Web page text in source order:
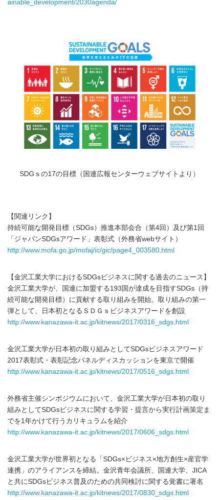
ainable_development/2030agenda/
SDGｓの17の目標（国連広報センターウェブサイトより）
【関連リンク】
持続可能な開発目標（SDGs）推進本部会合（第4回）及び第1回
「ジャパンSDGsアワード」表彰式（外務省webサイト）
http://www.mofa.go.jp/mofaj/ic/gic/page4_003580.html
【金沢工業大学におけるSDGsビジネスに関する過去のニュース】
金沢工業大学が、国連に加盟する193国が達成を目指すSDGs（持
続可能な開発目標）に貢献する取り組みを開始。取り組みの第一
弾として、日本初となるＳＤＧｓビジネスアワードを創設
http://www.kanazawa-it.ac.jp/kitnews/2017/0316_sdgs.html
金沢工業大学が日本初の取り組みとしてSDGsビジネスアワード
2017表彰式・表彰記念パネルディスカッションを東京で開催
http://www.kanazawa-it.ac.jp/kitnews/2017/0516_sdgs.html
外務省主催シンポジウムにおいて、金沢工業大学が日本初の取り
組みとしてSDGsビジネスに関する学習・提言から実行計画策定ま
でを1年かけて行うカリキュラムを紹介
http://www.kanazawa-it.ac.jp/kitnews/2017/0606_sdgs.html
金沢工業大学が世界初となる「SDGs×ビジネス×地方創生×産官学
連携」のアライアンスを締結。金沢青年会議所、国連大学、JICA
と共にSDGsビジネス普及のための共同検討に関する覚書に署名
http://www.kanazawa-it.ac.jp/kitnews/2017/0830_sdgs.html